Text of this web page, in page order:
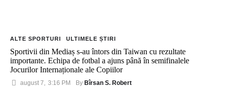
ALTE SPORTURI ULTIMELE ȘTIRI
Sportivii din Mediaș s-au întors din Taiwan cu rezultate
importante. Echipa de fotbal a ajuns până în semifinalele
Jocurilor Internaționale ale Copiilor
august 7, 3:16 PM By Bîrsan S. Robert